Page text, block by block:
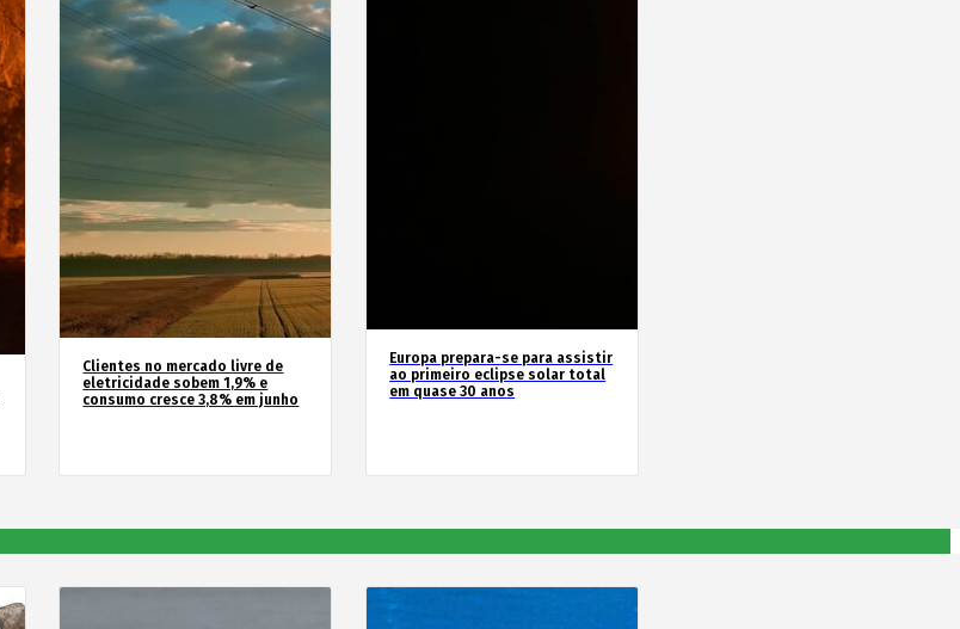
Clientes no mercado livre de
eletricidade sobem 1,9% e
consumo cresce 3,8% em junho
Europa prepara-se para assistir
ao primeiro eclipse solar total
em quase 30 anos